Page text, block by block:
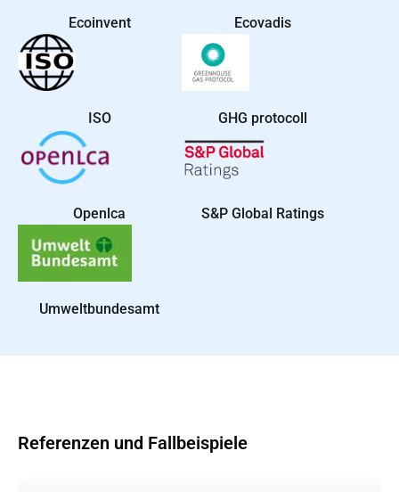
Ecoinvent Ecovadis
ISO GHG protocoll
Openlca S&P Global Ratings
Umweltbundesamt
Referenzen und Fallbeispiele